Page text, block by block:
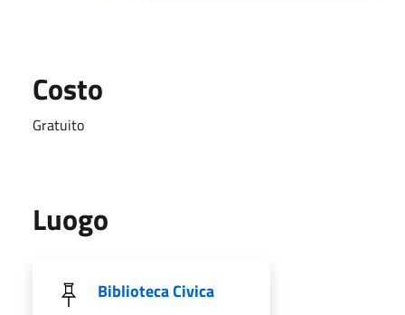
Costo
Gratuito
Luogo
Biblioteca Civica